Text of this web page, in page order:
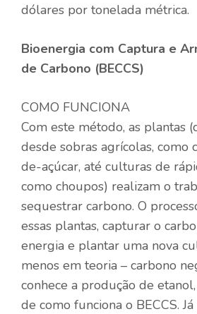
dólares por tonelada métrica.
Bioenergia com Captura e
de Carbono (BECCS)
COMO FUNCIONA
Com este método, as plantas
desde sobras agrícolas, como
de-açúcar, até culturas de
como choupos) realizam o
sequestrar carbono. O
essas plantas, capturar o
energia e plantar uma nova
menos em teoria – carbono
conhece a produção de
de como funciona o BECCS.